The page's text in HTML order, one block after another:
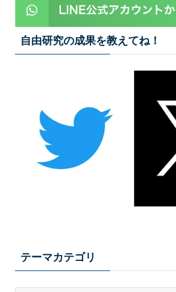
自由研究の成果を教えてね！
テーマカテゴリ